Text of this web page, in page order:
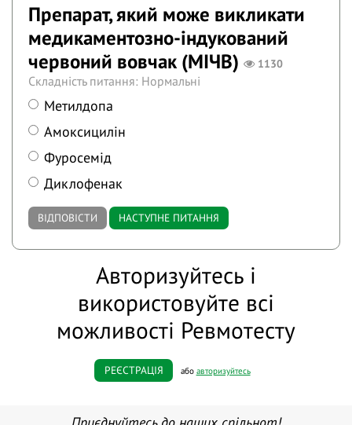
Препарат, який може викликати
медикаментозно-індукований
червоний вовчак (МІЧВ)
1130
Складність питання: Нормальні
Метилдопа
Амоксицилін
Фуросемід
Диклофенак
ВІДПОВІСТИ НАСТУПНЕ ПИТАННЯ
Авторизуйтесь і
використовуйте всі
можливості Ревмотесту
РЕЄСТРАЦІЯ або авторизуйтесь